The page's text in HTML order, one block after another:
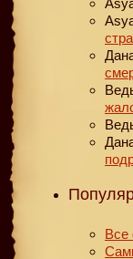
Все